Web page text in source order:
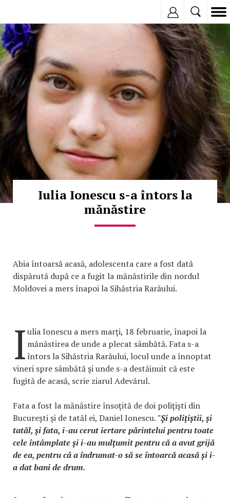
© Copyright: MEDIAFAX
Iulia Ionescu s-a întors la
mănăstire
Abia întoarsă acasă, adolescenta care a fost dată
dispărută după ce a fugit la mănăstirile din nordul
Moldovei a mers înapoi la Sihăstria Rarăului.
Iulia Ionescu a mers marţi, 18 februarie, înapoi la
mănăstirea de unde a plecat sâmbătă. Fata s-a
întors la Sihăstria Rarăului, locul unde a înnoptat
vineri spre sâmbătă şi unde s-a destăinuit că este
fugită de acasă, scrie ziarul Adevărul.
Fata a fost la mănăstire însoţită de doi poliţişti din
Bucureşti şi de tatăl ei, Daniel Ionescu. "Şi poliţiştii, şi
tatăl, şi fata, i-au cerut iertare părintelui pentru toate
cele întâmplate şi i-au mulţumit pentru că a avut grijă
de ea, pentru că a îndrumat-o să se întoarcă acasă şi i-
a dat bani de drum.